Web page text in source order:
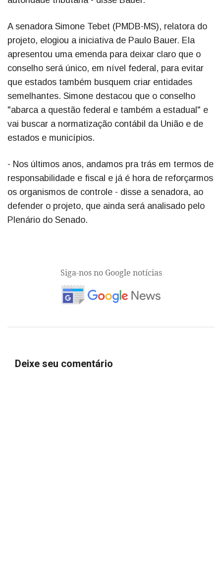
A senadora Simone Tebet (PMDB-MS), relatora do
projeto, elogiou a iniciativa de Paulo Bauer. Ela
apresentou uma emenda para deixar claro que o
conselho será único, em nível federal, para evitar
que estados também busquem criar entidades
semelhantes. Simone destacou que o conselho
"abarca a questão federal e também a estadual" e
vai buscar a normatização contábil da União e de
estados e municípios.
- Nos últimos anos, andamos pra trás em termos de
responsabilidade e fiscal e já é hora de reforçarmos
os organismos de controle - disse a senadora, ao
defender o projeto, que ainda será analisado pelo
Plenário do Senado.
Siga-nos no Google notícias
Deixe seu comentário